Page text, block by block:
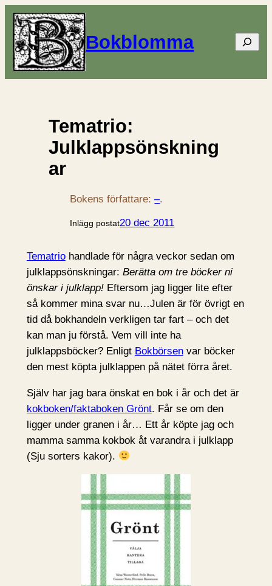
Bokblomma Sök
Tematrio:
Julklappsönskning
ar
Bokens författare:–.
Inlägg postat20 dec 2011
Tematriohandlade för några veckor sedan om
julklappsönskningar: Berätta om tre böcker ni
önskar i julklapp! Eftersom jag ligger lite efter
så kommer mina svar nu…Julen är för övrigt en
tid då bokhandeln verkligen tar fart – och det
kan man ju förstå. Vem vill inte ha
julklappsböcker? Enligt Bokbörsenvar böcker
den mest köpta julklappen på nätet förra året.
Själv har jag bara önskat en bok i år och det är
kokboken/faktaboken Grönt. Får se om den
ligger under granen i år… Ett år köpte jag och
mamma samma kokbok åt varandra i julklapp
(Sju sorters kakor).